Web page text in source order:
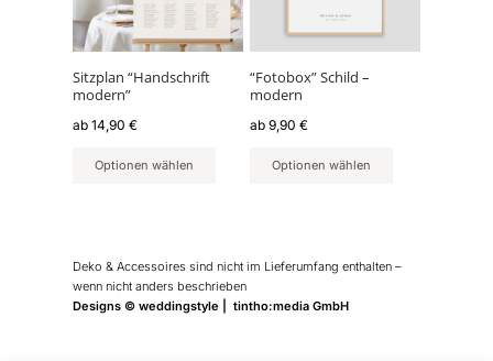
Sitzplan “Handschrift
modern”
ab 14,90 €
Optionen wählen
auf.
Die
Optionen
können
auf
der
gewählt
“Fotobox” Schild –
modern
ab9,90€
Optionen wählen
Optionen
können
auf
der
gewählt
Deko & Accessoires sind nicht im Lieferumfang enthalten –
wenn nicht anders beschrieben
Designs © weddingstyle | tintho:media GmbH